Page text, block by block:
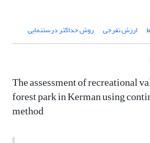
ارزش تفرجی روش حداکثر درستنمایی
The assessment of recreational
forest park in Kerman using
method